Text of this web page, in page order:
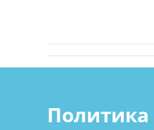
Политика